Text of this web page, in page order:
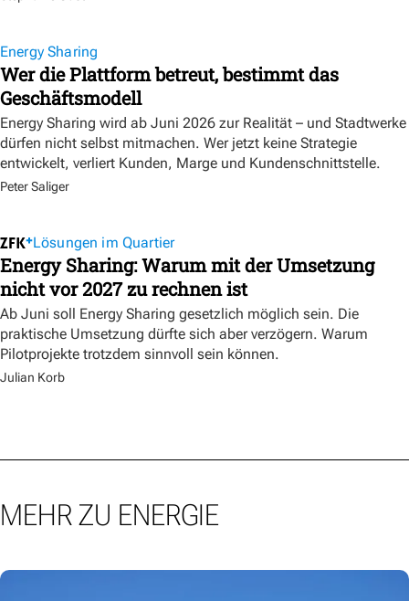
Energy Sharing
Wer die Plattform betreut, bestimmt das
Geschäftsmodell
Energy Sharing wird ab Juni 2026 zur Realität – und Stadtwerke
dürfen nicht selbst mitmachen. Wer jetzt keine Strategie
entwickelt, verliert Kunden, Marge und Kundenschnittstelle.
Peter Saliger
Lösungen im Quartier
Energy Sharing: Warum mit der Umsetzung
nicht vor 2027 zu rechnen ist
Ab Juni soll Energy Sharing gesetzlich möglich sein. Die
praktische Umsetzung dürfte sich aber verzögern. Warum
Pilotprojekte trotzdem sinnvoll sein können.
Julian Korb
MEHR ZU ENERGIE